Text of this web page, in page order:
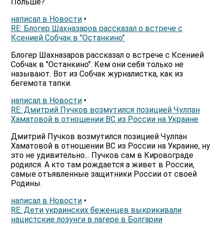
написал в Новости •
RE: Блогер Шахназаров рассказал о встрече с
Ксенией Собчак в "Останкино"
Блогер Шахназаров рассказал о встрече с Ксенией
Собчак в "Останкино". Кем они себя только не
называют. Вот из Собчак журналистка, как из
бегемота тапки.
написал в Новости •
RE: Дмитрий Пучков возмутился позицией Чулпан
Хаматовой в отношении ВС из России на Украине
Дмитрий Пучков возмутился позицией Чулпан
Хаматовой в отношении ВС из России на Украине, ну
это не удивительно... Пучков сам в Кировограде
родился. А кто там рождается а живет в России,
самые отъявленные защитники России от своей
Родины.
написал в Новости •
RE: Дети украинских беженцев выкрикивали
нацистские лозунги в лагере в Болгарии